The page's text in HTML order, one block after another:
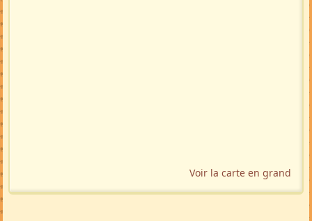
Voir la carte en grand